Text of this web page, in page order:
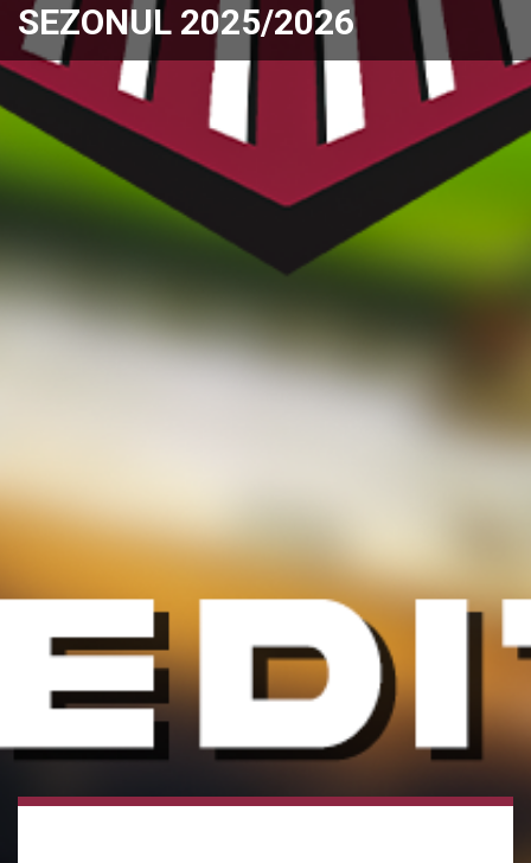
SEZONUL 2025/2026